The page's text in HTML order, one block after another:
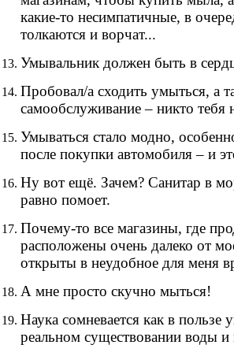
какие-то несимпатичные, в
толкаются и ворчат...
Умывальник должен быть в
Пробовал/а сходить умыться, а
самообслуживание – никто тебя
Умываться стало модно,
после покупки автомобиля – и
Ну вот ещё. Зачем? Санитар в
равно помоет.
Почему-то все магазины, где
расположены очень далеко от
открыты в неудобное для меня
А мне просто скучно мыться!
Наука сомневается как в пользе
реальном существовании воды